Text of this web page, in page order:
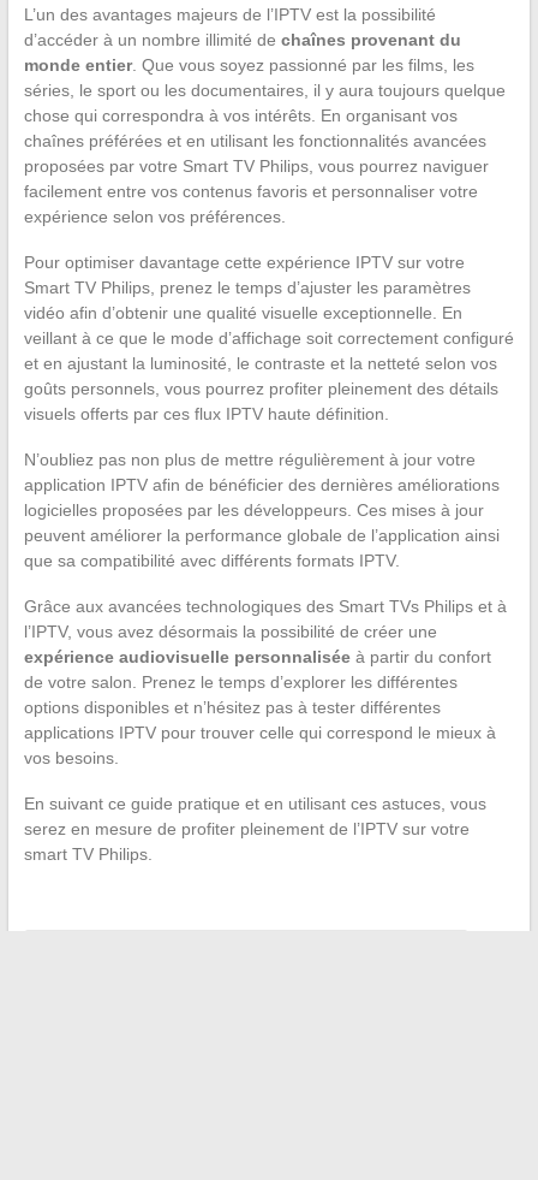
L’un des avantages majeurs de l’IPTV est la possibilité
d’accéder à un nombre illimité de chaînes provenant du
monde entier. Que vous soyez passionné par les films, les
séries, le sport ou les documentaires, il y aura toujours quelque
chose qui correspondra à vos intérêts. En organisant vos
chaînes préférées et en utilisant les fonctionnalités avancées
proposées par votre Smart TV Philips, vous pourrez naviguer
facilement entre vos contenus favoris et personnaliser votre
expérience selon vos préférences.
Pour optimiser davantage cette expérience IPTV sur votre
Smart TV Philips, prenez le temps d’ajuster les paramètres
vidéo afin d’obtenir une qualité visuelle exceptionnelle. En
veillant à ce que le mode d’affichage soit correctement configuré
et en ajustant la luminosité, le contraste et la netteté selon vos
goûts personnels, vous pourrez profiter pleinement des détails
visuels offerts par ces flux IPTV haute définition.
N’oubliez pas non plus de mettre régulièrement à jour votre
application IPTV afin de bénéficier des dernières améliorations
logicielles proposées par les développeurs. Ces mises à jour
peuvent améliorer la performance globale de l’application ainsi
que sa compatibilité avec différents formats IPTV.
Grâce aux avancées technologiques des Smart TVs Philips et à
l’IPTV, vous avez désormais la possibilité de créer une
expérience audiovisuelle personnaliséeà partir du confort
de votre salon. Prenez le temps d’explorer les différentes
options disponibles et n’hésitez pas à tester différentes
applications IPTV pour trouver celle qui correspond le mieux à
vos besoins.
En suivant ce guide pratique et en utilisant ces astuces, vous
serez en mesure de profiter pleinement de l’IPTV sur votre
smart TV Philips.